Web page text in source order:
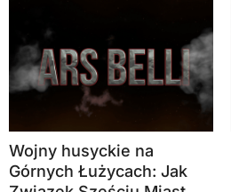
Wojny husyckie na
Górnych Łużycach: Jak